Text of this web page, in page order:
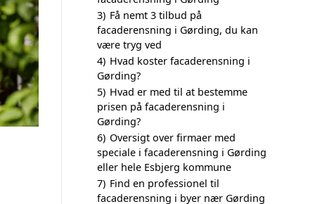
3) Få nemt 3 tilbud på
facaderensning i Gørding, du kan
være tryg ved
4) Hvad koster facaderensning i
Gørding?
5) Hvad er med til at bestemme
prisen på facaderensning i
Gørding?
6) Oversigt over firmaer med
speciale i facaderensning i Gørding
eller hele Esbjerg kommune
7) Find en professionel til
facaderensning i byer nær Gørding